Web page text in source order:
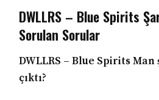
DWLLRS – Blue Spirits
Sorulan Sorular
DWLLRS – Blue Spirits Man
çıktı?